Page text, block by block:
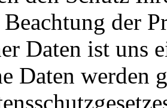
Beachtung der
Daten ist uns
Daten werden